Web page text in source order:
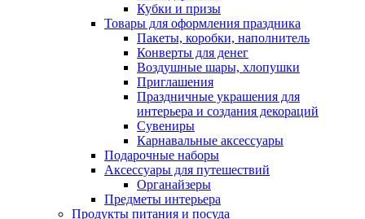
Кубки и призы
Товары для оформления праздника
Пакеты, коробки, наполнитель
Конверты для денег
Воздушные шары, хлопушки
Приглашения
Праздничные украшения для
интерьера и создания декораций
Сувениры
Карнавальные аксессуары
Подарочные наборы
Аксессуары для путешествий
Органайзеры
Предметы интерьера
Продукты питания и посуда